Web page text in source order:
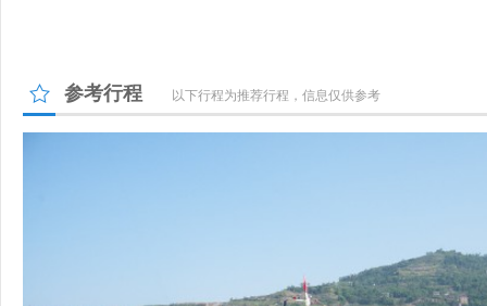
参考行程 以下行程为推荐行程，信息仅供参考